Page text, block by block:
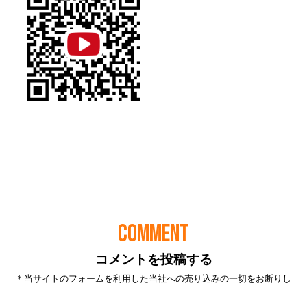
COMMENT
コメントを投稿する
＊当サイトのフォームを利用した当社への売り込みの一切をお断りし